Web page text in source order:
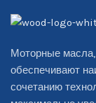
Моторные
обеспечивают
сочетанию